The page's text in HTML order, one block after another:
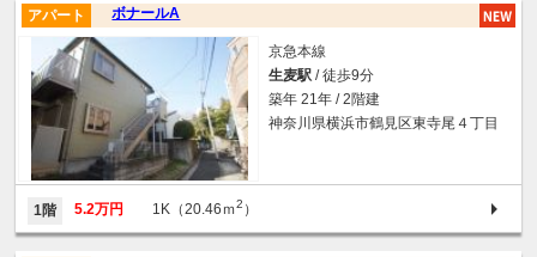
ボナールA
アパート
京急本線
生麦駅 / 徒歩9分
築年 21年 / 2階建
神奈川県横浜市鶴見区東寺尾４丁目
1階 5.2万円 1K（20.46ｍ2 ）